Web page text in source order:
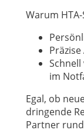
Warum
im
Egal, ob
dringende
Partner